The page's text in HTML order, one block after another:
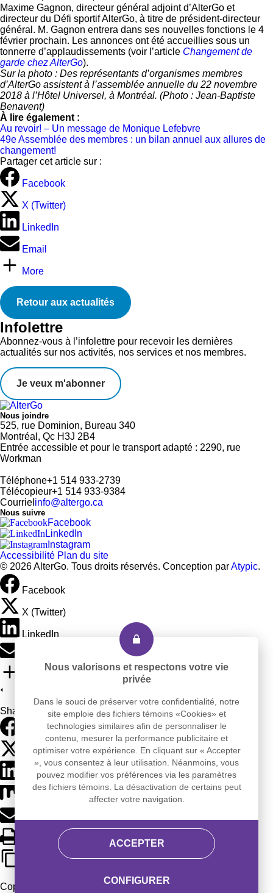
Maxime Gagnon, directeur général adjoint d’AlterGo et
directeur du Défi sportif AlterGo, à titre de président-directeur
général. M. Gagnon entrera dans ses nouvelles fonctions le 4
février prochain. Les annonces ont été accueillies sous un
tonnerre d’applaudissements (voir l’article Changement de
garde chez AlterGo).
Sur la photo : Des représentants d’organismes membres
d’AlterGo assistent à l’assemblée annuelle du 22 novembre
2018 à l’Hôtel Universel, à Montréal. (Photo : Jean-Baptiste
Benavent)
À lire également :
Au revoir! – Un message de Monique Lefebvre
49e Assemblée des membres : un bilan annuel aux allures de
changement!
Partager cet article sur :
Facebook
X (Twitter)
LinkedIn
Email
More
Retour aux actualités
Infolettre
Abonnez-vous à l’infolettre pour recevoir les dernières
actualités sur nos activités, nos services et nos membres.
Je veux m'abonner
Nous joindre
525, rue Dominion, Bureau 340
Montréal, Qc H3J 2B4
Entrée accessible et pour le transport adapté : 2290, rue
Workman
Téléphone+1 514 933-2739
Télécopieur+1 514 933-9384
Courriel info@altergo.ca
Nous suivre
Facebook
LinkedIn
Instagram
Accessibilité Plan du site
© 2026 AlterGo. Tous droits réservés. Conception parAtypic.
Facebook
X (Twitter)
LinkedIn
Share via
X (Twitter)
LinkedIn
Email
Copy link
Nous valorisons et respectons votre vie
privée
Dans le souci de préserver votre confidentialité, notre
site emploie des fichiers témoins «Cookies» et
technologies similaires afin de personnaliser le
contenu, mesurer la performance publicitaire et
optimiser votre expérience. En cliquant sur « Accepter
», vous consentez à leur utilisation. Néanmoins, vous
pouvez modifier vos préférences via les paramètres
des fichiers témoins. La désactivation de certains peut
affecter votre navigation.
CONFIGURER
ACCEPTER